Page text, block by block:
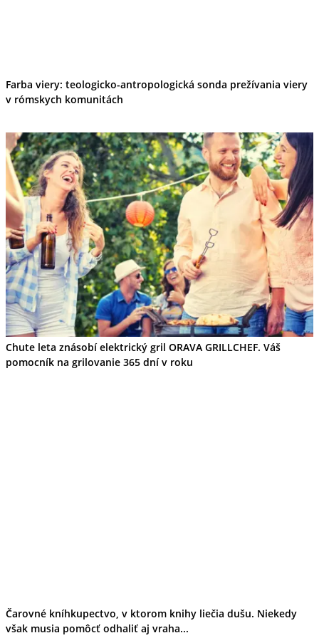
Výstava
Galéria
Pobyty
Wellness
Gastro
Kaviarne
Kultúra a tradície
Kúpele
Šport a agroturistika
Školstvo
Ekonomika obchod a doprava
Farba viery: teologicko-antropologická sonda prežívania viery
v rómskych komunitách
Chute leta znásobí elektrický gril ORAVA GRILLCHEF. Váš
pomocník na grilovanie 365 dní v roku
Čarovné kníhkupectvo, v ktorom knihy liečia dušu. Niekedy
však musia pomôcť odhaliť aj vraha...